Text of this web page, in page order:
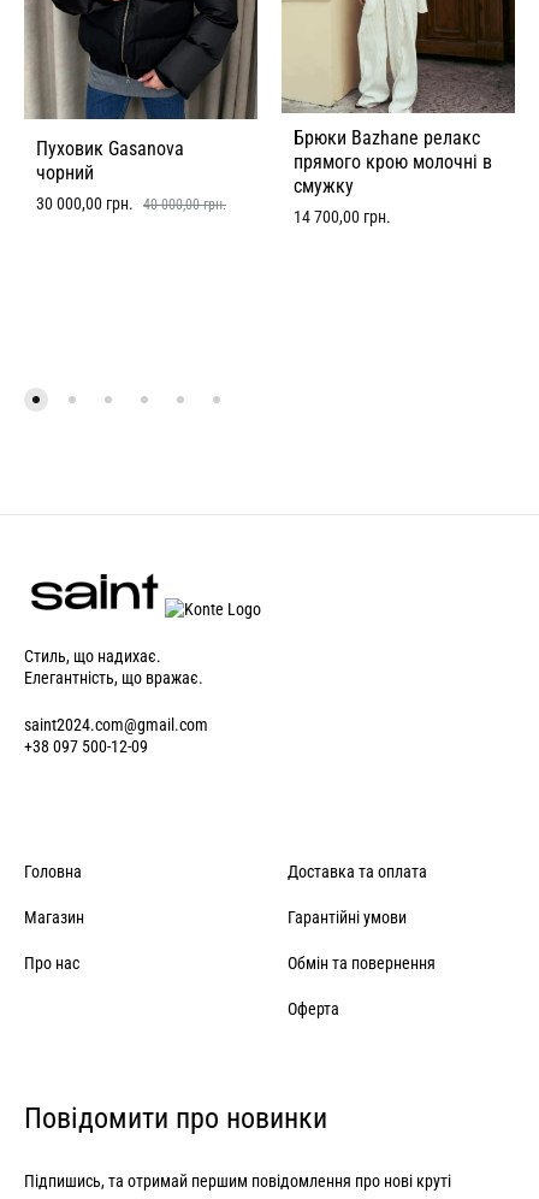
Пуховик Gasanova
чорний
30 000,00 грн. 40 000,00грн.
Брюки Bazhane релакс
прямого крою молочні в
смужку
14 700,00 грн.
Стиль, що надихає.
Елегантність, що вражає.
saint2024.com@gmail.com
+38 097 500-12-09
Головна
Магазин
Про нас
Доставка та оплата
Гарантійні умови
Обмін та повернення
Оферта
Повідомити про новинки
Підпишись, та отримай першим повідомлення про нові круті